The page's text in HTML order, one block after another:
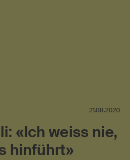
21.08.2020
«Ich weiss nie,
hinführt»